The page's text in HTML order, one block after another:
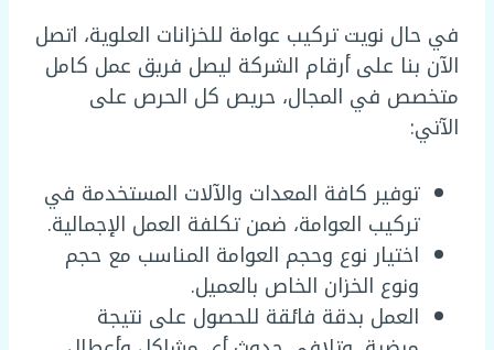
في حال نويت تركيب عوامة للخزانات العلوية، اتصل
الآن بنا على أرقام الشركة ليصل فريق عمل كامل
متخصص في المجال، حريص كل الحرص على
الآتي:
توفير كافة المعدات والآلات المستخدمة في
تركيب العوامة، ضمن تكلفة العمل الإجمالية.
اختيار نوع وحجم العوامة المناسب مع حجم
ونوع الخزان الخاص بالعميل.
العمل بدقة فائقة للحصول على نتيجة